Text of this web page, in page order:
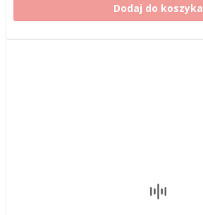
Dodaj do koszyka